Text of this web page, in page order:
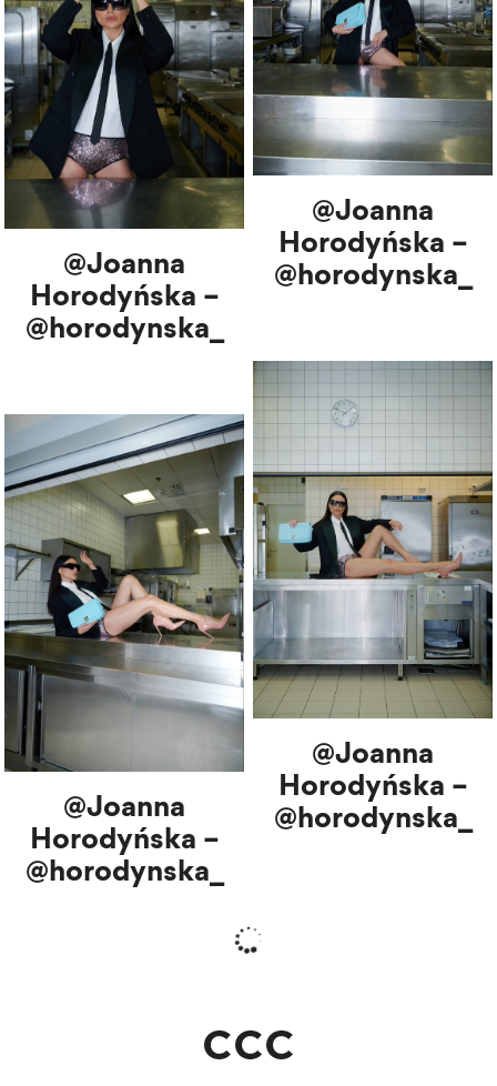
@Joanna
Horodyńska –
@horodynska_
@Joanna
Horodyńska –
@horodynska_
@Joanna
Horodyńska –
@horodynska_
@Joanna
Horodyńska –
@horodynska_